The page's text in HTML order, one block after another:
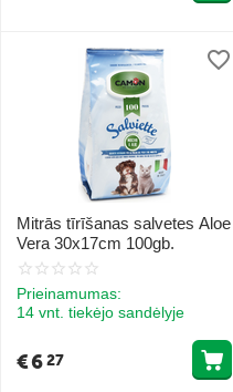
Mitrās tīrīšanas salvetes Aloe
Vera 30x17cm 100gb.
Prieinamumas:
14 vnt. tiekėjo sandėlyje
€627